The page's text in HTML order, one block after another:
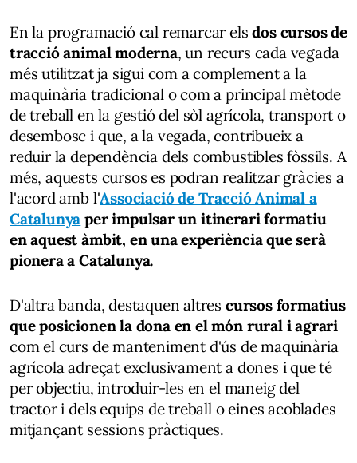
En la programació cal remarcar elsdos cursos de
tracció animal moderna, un recurs cada vegada
més utilitzat ja sigui com a complement a la
maquinària tradicional o com a principal mètode
de treball en la gestió del sòl agrícola, transport o
desembosc i que, a la vegada, contribueix a
reduir la dependència dels combustibles fòssils. A
més, aquests cursos es podran realitzar gràcies a
l'acord amb l'Associació de Tracció Animal a
Catalunya per impulsar un itinerari formatiu
en aquest àmbit, en una experiència que serà
pionera a Catalunya.
D'altra banda, destaquen altres cursos formatius
que posicionen la dona en el món rural i agrari
com el curs de manteniment d'ús de maquinària
agrícola adreçat exclusivament a dones i que té
per objectiu, introduir-les en el maneig del
tractor i dels equips de treball o eines acoblades
mitjançant sessions pràctiques.